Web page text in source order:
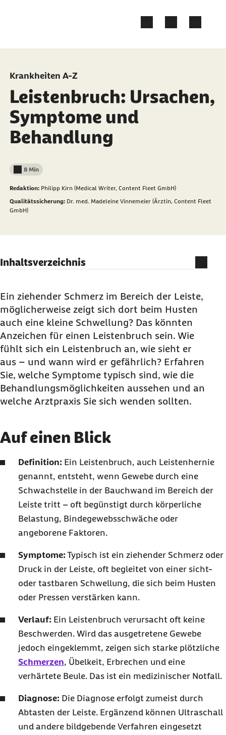
Krankheiten A-Z
Leistenbruch: Ursachen,
Symptome und
Behandlung
Lesedauer weniger als
8 Min
Redaktion: Philipp Kirn (Medical Writer, Content Fleet GmbH)
Qualitätssicherung: Dr. med. Madeleine Vinnemeier (Ärztin, Content Fleet
GmbH)
Inhaltsverzeichnis
Was ist ein Leistenbruch?
Welche Symptome sind typische Anzeichen für
einen Leistenbruch?
Welche Ursachen hat ein Leistenbruch?
Wie häufig ist ein Leistenbruch?
Wie erfolgt die Diagnose eines Leistenbruchs?
Kann ein Leistenbruch von selbst heilen?
Welche Verfahren zur Operation eines
Wie lange dauert die Heilung und was gehört
Wie lässt sich einem Leistenbruch vorbeugen?
Ein ziehender Schmerz im Bereich der Leiste,
möglicherweise zeigt sich dort beim Husten
auch eine kleine Schwellung? Das könnten
Anzeichen für einen Leistenbruch sein. Wie
fühlt sich ein Leistenbruch an, wie sieht er
aus – und wann wird er gefährlich? Erfahren
Sie, welche Symptome typisch sind, wie die
Behandlungsmöglichkeiten aussehen und an
welche Arztpraxis Sie sich wenden sollten.
Auf einen Blick
Definition: Ein Leistenbruch, auch Leistenhernie
genannt, entsteht, wenn Gewebe durch eine
Schwachstelle in der Bauchwand im Bereich der
Leiste tritt – oft begünstigt durch körperliche
Belastung, Bindegewebsschwäche oder
angeborene Faktoren.
Symptome:Typisch ist ein ziehender Schmerz oder
Druck in der Leiste, oft begleitet von einer sicht-
oder tastbaren Schwellung, die sich beim Husten
oder Pressen verstärken kann.
Verlauf: Ein Leistenbruch verursacht oft keine
Beschwerden. Wird das ausgetretene Gewebe
jedoch eingeklemmt, zeigen sich starke plötzliche
Schmerzen, Übelkeit, Erbrechen und eine
verhärtete Beule. Das ist ein medizinischer Notfall.
Diagnose: Die Diagnose erfolgt zumeist durch
Abtasten der Leiste. Ergänzend können Ultraschall
und andere bildgebende Verfahren eingesetzt